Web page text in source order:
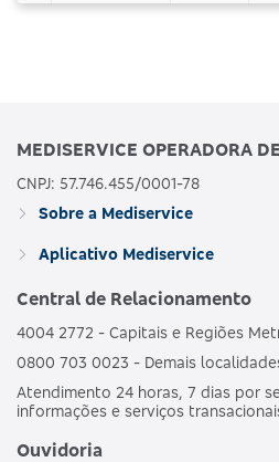
MEDISERVICE OPERADORA
CNPJ: 57.746.455/0001-78
Sobre a Mediservice
Aplicativo Mediservice
Central de Relacionamento
4004 2772 - Capitais e Regiões
0800 703 0023 - Demais
Atendimento 24 horas, 7 dias por
informações e serviços
Ouvidoria